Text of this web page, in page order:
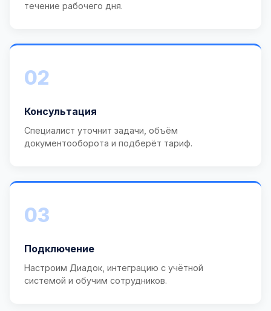
течение рабочего дня.
02
Консультация
Специалист уточнит задачи, объём
документооборота и подберёт тариф.
03
Подключение
Настроим Диадок, интеграцию с учётной
системой и обучим сотрудников.